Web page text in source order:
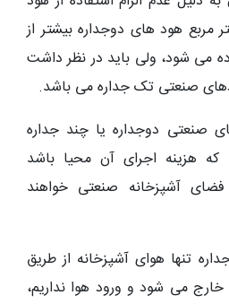
مربع هود های دوجداره بیشتر از
می شود، ولی باید در نظر داشت
صنعتی تک جداره می باشد.
صنعتی دوجداره یا چند جداره
هزینه اجرای آن محیا باشد
فضای آشپزخانه صنعتی خواهند
تنها هوای آشپزخانه از طریق
می شود و ورود هوا نداریم،